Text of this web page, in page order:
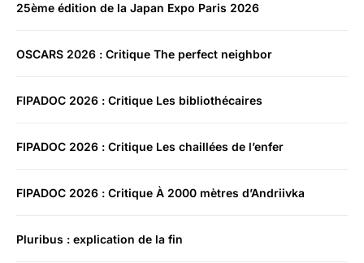
25ème édition de la Japan Expo Paris 2026
OSCARS 2026 : Critique The perfect neighbor
FIPADOC 2026 : Critique Les bibliothécaires
FIPADOC 2026 : Critique Les chaillées de l’enfer
FIPADOC 2026 : Critique À 2000 mètres d’Andriivka
Pluribus : explication de la fin